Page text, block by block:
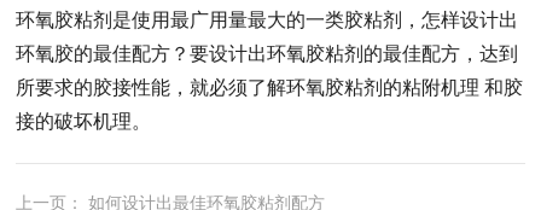
环氧胶粘剂是使用最广用量最大的一类胶粘剂，怎样设计出
环氧胶的最佳配方？要设计出环氧胶粘剂的最佳配方，达到
所要求的胶接性能，就必须了解环氧胶粘剂的粘附机理 和胶
接的破坏机理。
上一页：如何设计出最佳环氧胶粘剂配方